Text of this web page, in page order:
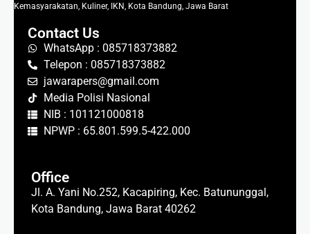
Kemasyarakatan, Kuliner, IKN, Kota Bandung, Jawa Barat
Contact Us
WhatsApp : 085718373882
Telepon : 085718373882
jawarapers@gmail.com
Media Polisi Nasional
NIB : 101121000818
NPWP : 65.801.599.5-422.000
Office
Jl. A. Yani No.252, Kacapiring, Kec. Batununggal,
Kota Bandung, Jawa Barat 40262